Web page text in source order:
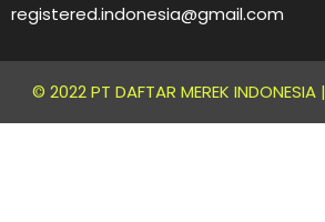
registered.indonesia@gmail.com
© 2022 PT DAFTAR MEREK INDONESIA |